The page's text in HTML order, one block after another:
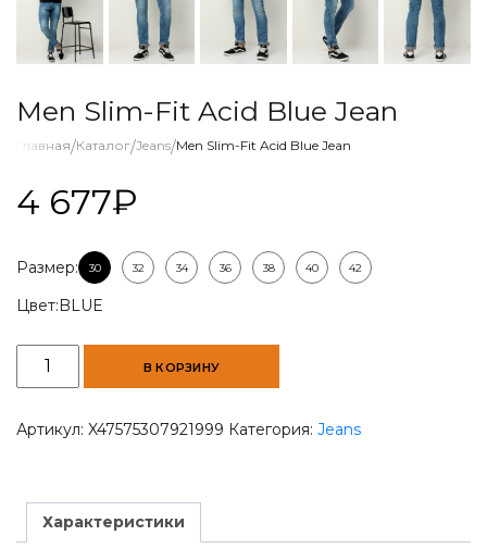
Men Slim-Fit Acid Blue Jean
Главная/Каталог/Jeans/Men Slim-Fit Acid Blue Jean
4 677₽
Размер: 30 32 34 36 38 40 42
Цвет: BLUE
Количество
товара
Slim-
Jean
В КОРЗИНУ
Артикул: X47575307921999 Категория: Jeans
Характеристики